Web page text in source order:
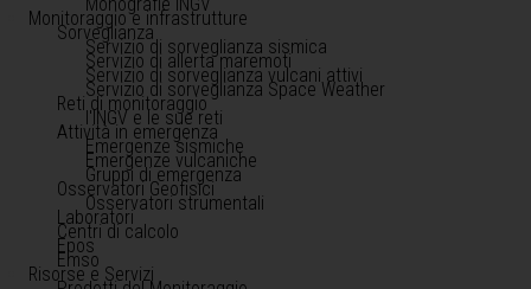
Monitoraggio e infrastrutture
Sorveglianza
Servizio di sorveglianza sismica
Servizio di allerta maremoti
Servizio di sorveglianza vulcani attivi
Servizio di sorveglianza Space Weather
Reti di monitoraggio
l'INGV e le sue reti
Attività in emergenza
Emergenze sismiche
Emergenze vulcaniche
Gruppi di emergenza
Osservatori Geofisici
Osservatori strumentali
Laboratori
Centri di calcolo
Epos
Emso
Risorse e Servizi